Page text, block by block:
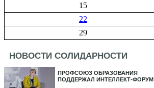
15
22
29
НОВОСТИ СОЛИДАРНОСТИ
ПРОФСОЮЗ ОБРАЗОВАНИЯ
ПОДДЕРЖАЛ ИНТЕЛЛЕКТ-ФОРУМ